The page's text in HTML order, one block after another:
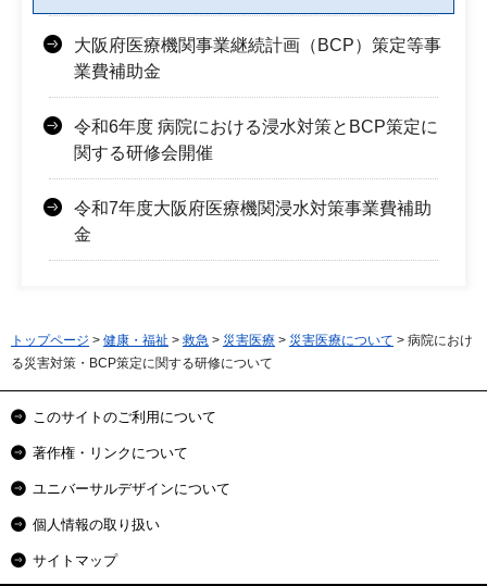
大阪府医療機関事業継続計画（BCP）策定等事
業費補助金
令和6年度 病院における浸水対策とBCP策定に
関する研修会開催
令和7年度大阪府医療機関浸水対策事業費補助
金
トップページ > 健康・福祉 > 救急 > 災害医療 > 災害医療について > 病院におけ
る災害対策・BCP策定に関する研修について
このサイトのご利用について
著作権・リンクについて
ユニバーサルデザインについて
個人情報の取り扱い
サイトマップ